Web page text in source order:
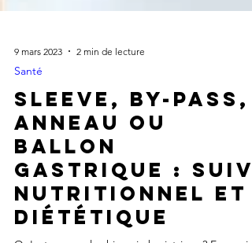
Sleeve, by-Pass,
anneau ou
ballon
gastrique : suivi
nutritionnel et
diététique